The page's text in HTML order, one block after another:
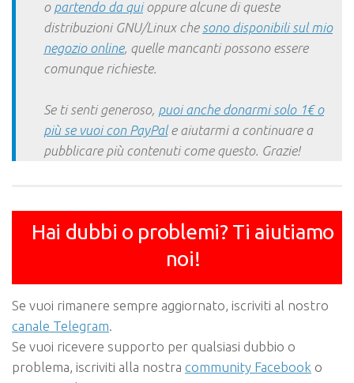
o partendo da quioppure alcune di queste
distribuzioni GNU/Linux che sono disponibili sul mio
negozio online, quelle mancanti possono essere
comunque richieste.
Se ti senti generoso, puoi anche donarmi solo 1€ o
più se vuoi con PayPale aiutarmi a continuare a
pubblicare più contenuti come questo. Grazie!
Hai dubbi o problemi? Ti aiutiamo
noi!
Se vuoi rimanere sempre aggiornato, iscriviti al nostro
canale Telegram.
Se vuoi ricevere supporto per qualsiasi dubbio o
problema, iscriviti alla nostra community Facebook o